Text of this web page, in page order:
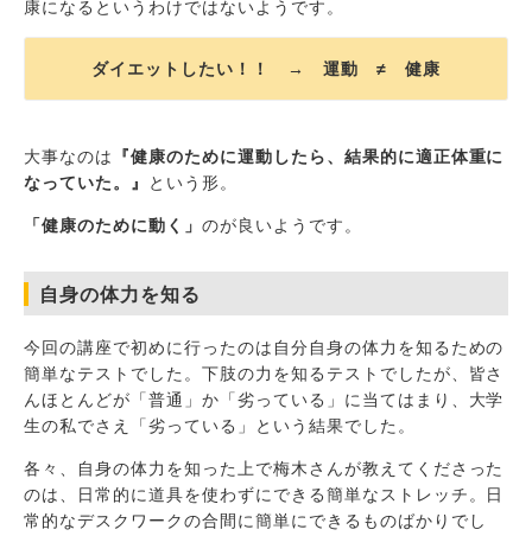
康になるというわけではないようです。
ダイエットしたい！！ → 運動 ≠ 健康
大事なのは
『健康のために運動したら、結果的に適正体重に
なっていた。』
という形。
「健康のために動く」 のが良いようです。
自身の体力を知る
今回の講座で初めに行ったのは自分自身の体力を知るための
簡単なテストでした。下肢の力を知るテストでしたが、皆さ
んほとんどが「普通」か「劣っている」に当てはまり、大学
生の私でさえ「劣っている」という結果でした。
各々、自身の体力を知った上で梅木さんが教えてくださった
のは、日常的に道具を使わずにできる簡単なストレッチ。日
常的なデスクワークの合間に簡単にできるものばかりでし